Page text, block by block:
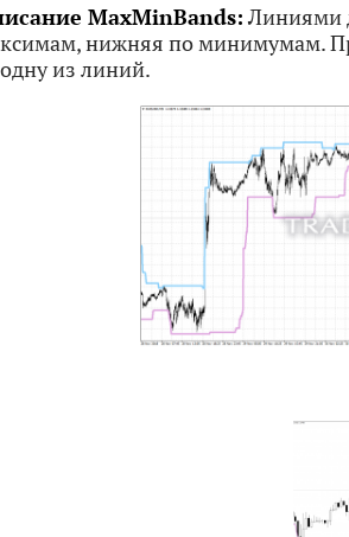
MaxMinBands:Линиями
нижняя по минимумам.
из линий.